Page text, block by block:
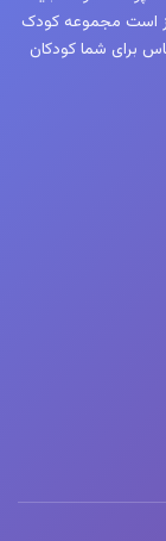
است مجموعه کودک
برای شما کودکان